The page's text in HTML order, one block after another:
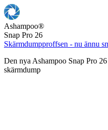
Ashampoo®
Snap Pro 26
Skärmdumpproffsen - nu ännu
Den nya Ashampoo Snap Pro
skärmdump